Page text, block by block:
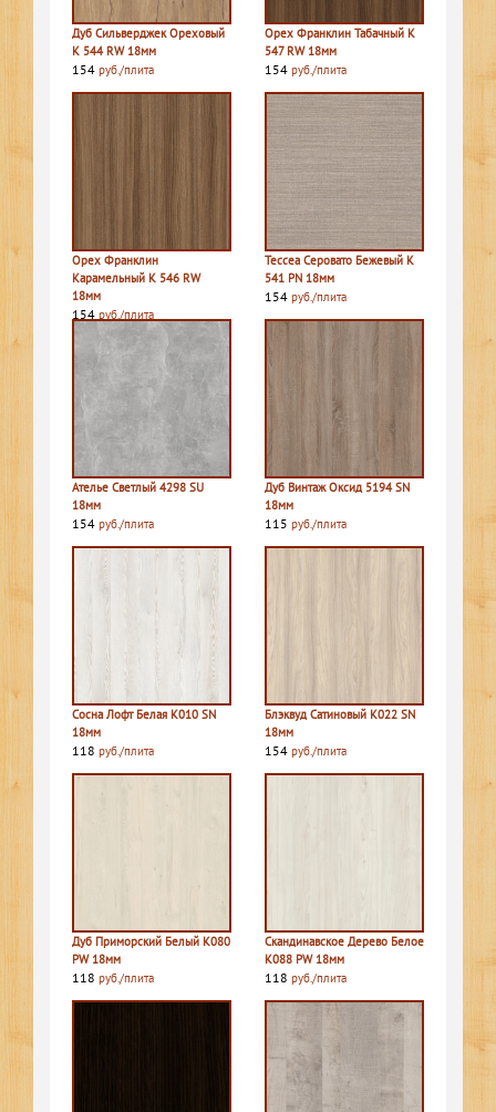
Дуб Сильверджек Ореховый
K 544 RW 18мм
154 руб./плита
Орех Франклин Табачный K
547 RW 18мм
154 руб./плита
Орех Франклин
Карамельный K 546 RW
18мм
154 руб./плита
Тессеа Серовато Бежевый K
541 PN 18мм
154 руб./плита
Ателье Светлый 4298 SU
18мм
154 руб./плита
Дуб Винтаж Оксид 5194 SN
18мм
115 руб./плита
Сосна Лофт Белая K010 SN
18мм
118 руб./плита
Блэквуд Сатиновый K022 SN
18мм
154 руб./плита
Дуб Приморский Белый K080
PW 18мм
118 руб./плита
Скандинавское Дерево Белое
K088 PW 18мм
118 руб./плита